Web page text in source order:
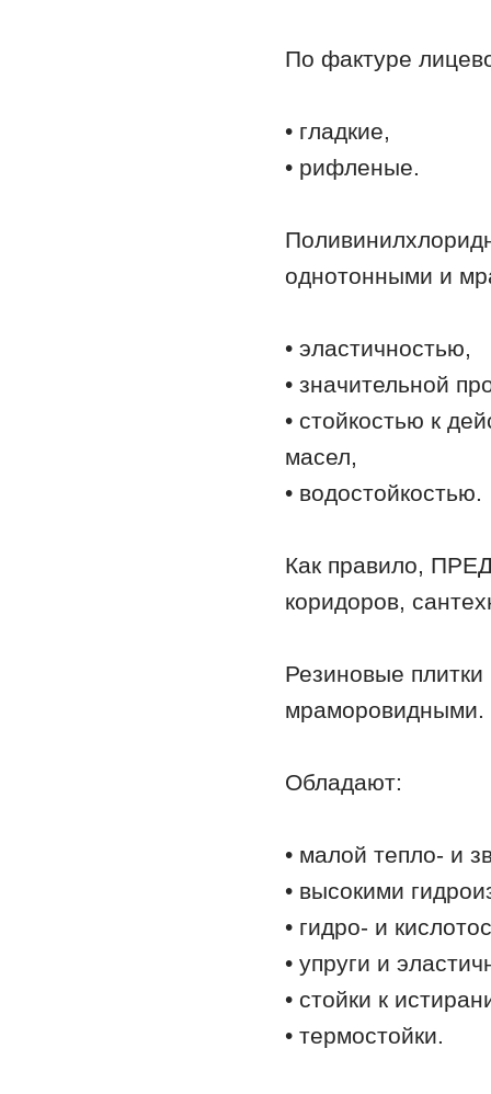
По фактуре
• гладкие,
• рифленые.
однотонными и
• эластичностью,
• значительной
• стойкостью к
масел,
• водостойкостью.
Как правило,
коридоров,
Резиновые
мраморовидными.
Обладают:
• малой тепло- и
• высокими
• гидро- и
• упруги и
• стойки к
• термостойки.